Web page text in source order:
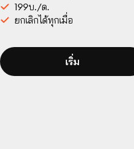
199บ./ด.
ยกเลิกได้ทุกเมื่อ
เริ่ม